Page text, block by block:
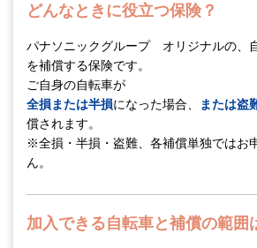
どんなときに役立つ保険？
パナソニックグループ オリジナルの、
を補償する保険です。
ご自身の自転車が
全損または半損になった場合、 または盗
償されます。
※全損・半損・盗難、各補償単独ではお
ん。
加入できる自転車と補償の範囲